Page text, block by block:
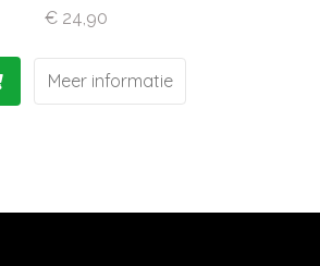
€ 24,90
Meer informatie